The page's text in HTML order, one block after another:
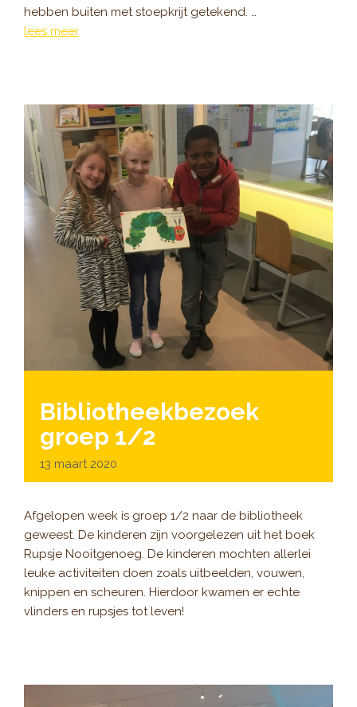
hebben buiten met stoepkrijt getekend. …
lees meer
Bibliotheekbezoek
groep 1/2
13 maart 2020
Afgelopen week is groep 1/2 naar de bibliotheek
geweest. De kinderen zijn voorgelezen uit het boek
Rupsje Nooitgenoeg. De kinderen mochten allerlei
leuke activiteiten doen zoals uitbeelden, vouwen,
knippen en scheuren. Hierdoor kwamen er echte
vlinders en rupsjes tot leven!